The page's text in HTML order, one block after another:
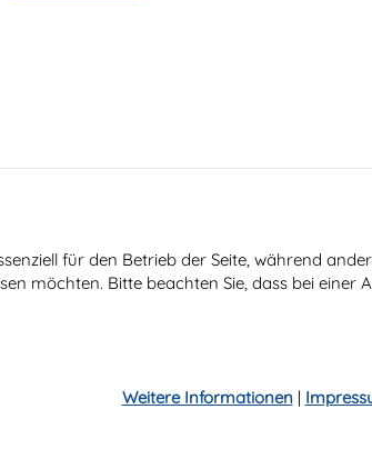
für den Betrieb der Seite, während
möchten. Bitte beachten Sie, dass bei
Weitere Informationen|